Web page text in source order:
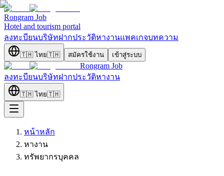
Rongram Job
Hotel and tourism portal
ลงทะบียนบริษัทฝากประวัติหางานแพคเกจบทความ
🇹🇭 ไทย🇹🇭 สมัครใช้งาน เข้าสู่ระบบ
Rongram Job
ลงทะบียนบริษัทฝากประวัติหางาน
🇹🇭 ไทย🇹🇭
หน้าหลัก
หางาน
ทรัพยากรบุคคล